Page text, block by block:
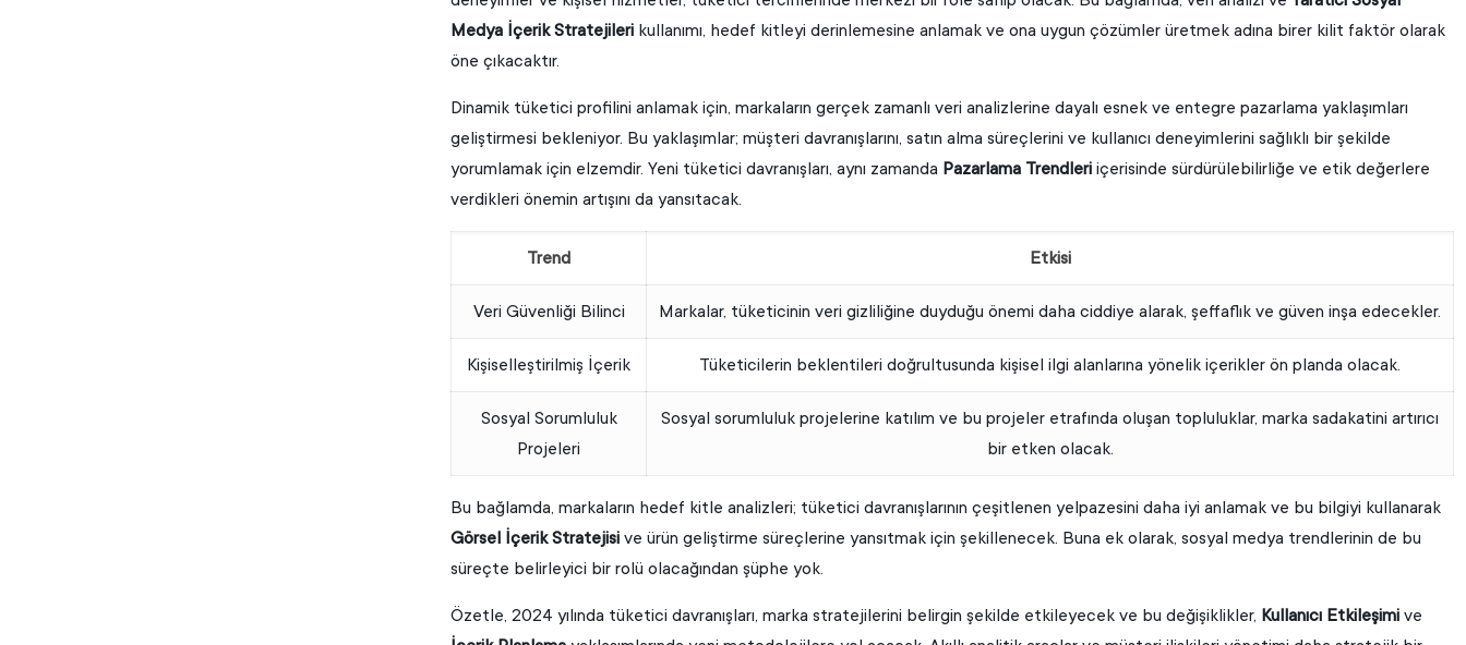
Medya İçerik Stratejileri kullanımı, hedef kitleyi derinlemesine anlamak ve ona uygun çözümler üretmek adına birer kilit faktör olarak
öne çıkacaktır.
Dinamik tüketici profilini anlamak için, markaların gerçek zamanlı veri analizlerine dayalı esnek ve entegre pazarlama yaklaşımları
geliştirmesi bekleniyor. Bu yaklaşımlar; müşteri davranışlarını, satın alma süreçlerini ve kullanıcı deneyimlerini sağlıklı bir şekilde
yorumlamak için elzemdir. Yeni tüketici davranışları, aynı zamanda Pazarlama Trendleri içerisinde sürdürülebilirliğe ve etik değerlere
verdikleri önemin artışını da yansıtacak.
Trend Etkisi
Veri Güvenliği Bilinci Markalar, tüketicinin veri gizliliğine duyduğu önemi daha ciddiye alarak, şeffaflık ve güven inşa edecekler.
Kişiselleştirilmiş İçerik Tüketicilerin beklentileri doğrultusunda kişisel ilgi alanlarına yönelik içerikler ön planda olacak.
Sosyal Sorumluluk
Projeleri
Sosyal sorumluluk projelerine katılım ve bu projeler etrafında oluşan topluluklar, marka sadakatini artırıcı
bir etken olacak.
Bu bağlamda, markaların hedef kitle analizleri; tüketici davranışlarının çeşitlenen yelpazesini daha iyi anlamak ve bu bilgiyi kullanarak
Görsel İçerik Stratejisi ve ürün geliştirme süreçlerine yansıtmak için şekillenecek. Buna ek olarak, sosyal medya trendlerinin de bu
süreçte belirleyici bir rolü olacağından şüphe yok.
Özetle, 2024 yılında tüketici davranışları, marka stratejilerini belirgin şekilde etkileyecek ve bu değişiklikler, Kullanıcı Etkileşimi ve